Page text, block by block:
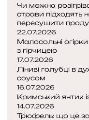
Чи можна
страви підходять
пересушити
22.07.2026
Малосольні
з гірчицею
17.07.2026
Ліниві голубці в
соусом
16.07.2026
Кримський янтик
14.07.2026
Трюфель: що це за